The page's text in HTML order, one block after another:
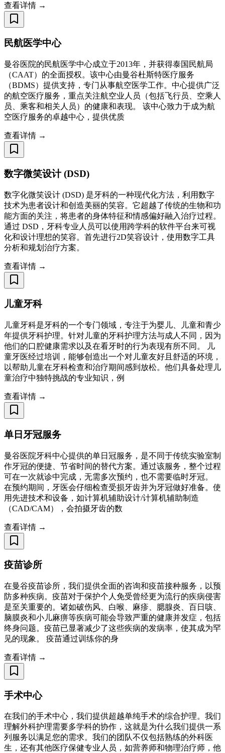
查看详情 →
民航医学中心
曼谷医院的民航医学中心成立于2013年，并获得泰国民航局
（CAAT）的全面授权。该中心由曼谷杜斯特医疗服务
（BDMS）提供支持，专门从事航空医学工作。中心提供广泛
的航空医疗服务，重点关注航空业人员（包括飞行员、空乘人
员、乘客和相关人员）的健康和表现。 该中心致力于成为航
空医疗服务的卓越中心，提供优质
查看详情 →
数字微笑设计 (DSD)
数字化微笑设计 (DSD) 是牙科的一种现代化方法，利用数字
技术为患者设计和创造美丽的笑容。它超越了传统的生物和功
能方面的关注，将患者的身体特征和情感偏好融入治疗过程。
通过 DSD，牙科专业人员可以使用跨学科的软件平台来可视
化和设计理想的笑容。首先进行2D笑容设计，使用数字工具
分析和规划治疗方案。
查看详情 →
儿童牙科
儿童牙科是牙科的一个专门领域，专注于为婴儿、儿童和青少
年提供牙科护理。针对儿童的牙科护理方法与成人不同，因为
他们的口腔健康需求以及在看牙时的行为表现有所不同。 儿
童牙医经过培训，能够创造出一个对儿童友好且舒适的环境，
以帮助儿童在牙科检查和治疗期间感到放松。他们具备处理儿
童治疗中独特挑战的专业知识，例
查看详情 →
单日牙冠服务
曼谷医院牙科中心提供的单日冠服务，是不同于传统实验室制
作牙冠的便捷、节省时间的替代方案。通过该服务，整个过程
可在一次就诊中完成，无需多次预约，也不需要临时牙冠。
在预约期间，牙医会仔细检查受损牙齿并为牙冠做好准备。使
用先进技术和设备，如计算机辅助设计/计算机辅助制造
（CAD/CAM），会拍摄牙齿的数
查看详情 →
疫苗诊所
在曼谷疫苗诊所，我们提供全面的咨询和疫苗接种服务，以预
防多种疾病。疫苗对于保护个人免受曾经更为流行的疾病侵害
是至关重要的。诸如破伤风、白喉、麻疹、腮腺炎、百日咳、
脑膜炎和小儿麻痹等疾病可能会导致严重的健康并发症，包括
终身问题。疫苗已显著减少了这些疾病的发病率，使其成为罕
见的现象。 疫苗通过训练你的身
查看详情 →
手术中心
在我们的手术中心，我们提供超越单纯手术的综合护理。我们
理解外科护理需要多学科的协作，这就是为什么我们提供一系
列服务以满足您的需求。我们的团队不仅包括熟练的外科医
生，还有其他医疗保健专业人员，如营养师和物理治疗师，他